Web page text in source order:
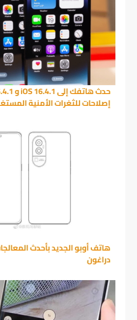
إصلاحات للثغرات الأمنية
هاتف أوبو الجديد بأحدث
دراغون